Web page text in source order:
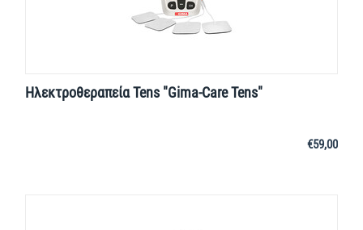
Ηλεκτροθεραπεία Tens "Gima-Care Tens"
€59,00